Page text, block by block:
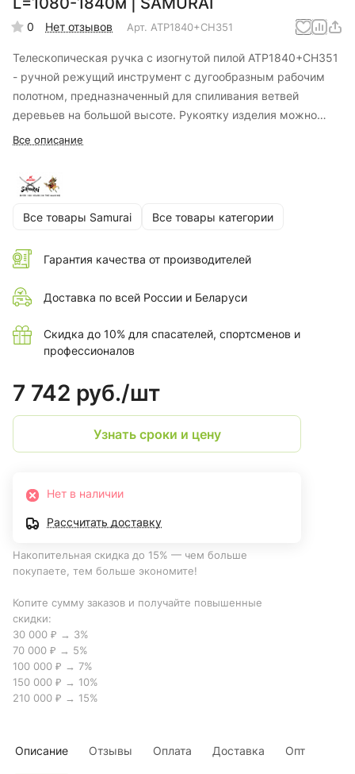
0 Нет отзывов Арт. ATP1840+CH351
Телескопическая ручка с изогнутой пилой ATP1840+CH351
- ручной режущий инструмент с дугообразным рабочим
полотном, предназначенный для спиливания ветвей
деревьев на большой высоте. Рукоятку изделия можно
отрегулировать в диапазоне около полутора метров и
Все описание
Все товары Samurai Все товары категории
Гарантия качества от производителей
Доставка по всей России и Беларуси
Скидка до 10% для спасателей, спортсменов и
профессионалов
7 742 руб./шт
Узнать сроки и цену
Нет в наличии
Рассчитать доставку
Накопительная скидка до 15% — чем больше
покупаете, тем больше экономите!
Копите сумму заказов и получайте повышенные
скидки:
30 000 ₽ → 3%
70 000 ₽ → 5%
100 000 ₽ → 7%
150 000 ₽ → 10%
210 000 ₽ → 15%
Описание Отзывы Оплата Доставка Опт